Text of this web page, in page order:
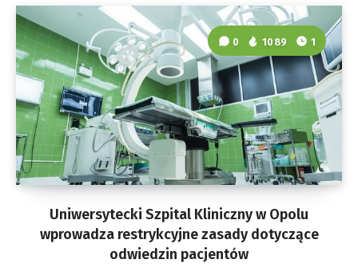
Uniwersytecki Szpital Kliniczny w Opolu
wprowadza restrykcyjne zasady dotyczące
odwiedzin pacjentów
0 1089 1